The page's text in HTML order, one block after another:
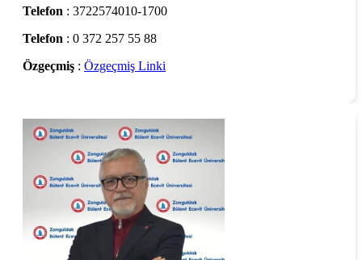
Telefon : 3722574010-1700
Telefon : 0 372 257 55 88
Özgeçmiş : Özgeçmiş Linki